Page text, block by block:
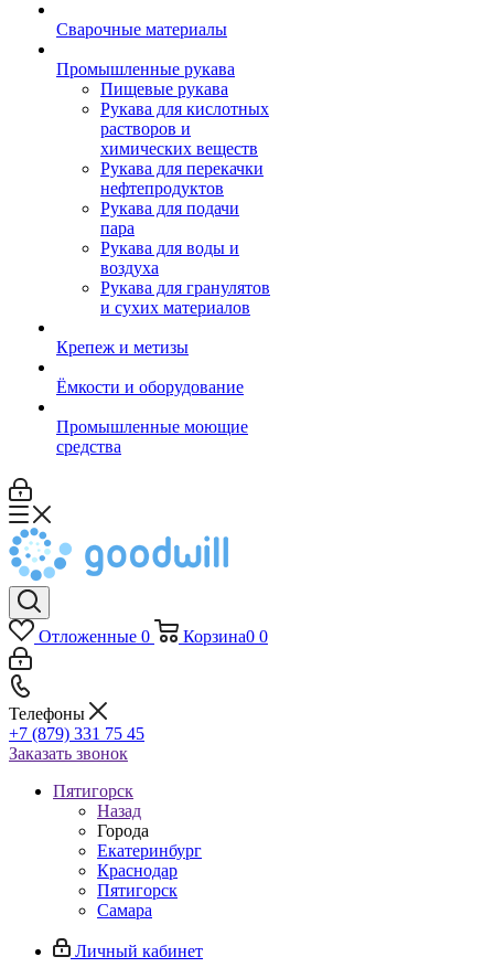
Сварочные материалы
Промышленные рукава
Пищевые рукава
Рукава для кислотных
растворов и
химических веществ
Рукава для перекачки
нефтепродуктов
Рукава для подачи
пара
Рукава для воды и
воздуха
Рукава для гранулятов
и сухих материалов
Крепеж и метизы
Ёмкости и оборудование
Промышленные моющие
средства
Отложенные 0 Корзина0 0
Телефоны
+7 (879) 331 75 45
Заказать звонок
Пятигорск
Назад
Города
Екатеринбург
Краснодар
Пятигорск
Самара
Личный кабинет